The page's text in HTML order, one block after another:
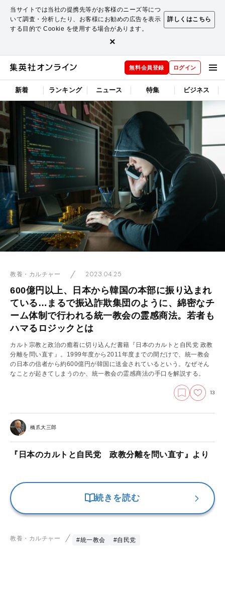
当サイトでは当社の提携先等がお客様のニーズ等につ
いて調査・分析したり、お客様にお勧めの広告を表示
する目的で Cookie を使用する場合があります。
詳しくはこちら
×
無料会員登録 ログイン
新着 ランキング ニュース 特集 ビジネス
教養・カルチャー 2023.04.25
600億円以上、日本から韓国の本部に振り込まれ
ている…まるで振込詐欺集団のように、綿密なチ
ーム体制で行われる統一教会の霊感商法。若者も
ハマるロジックとは
カルト宗教と政治の癒着に切り込んだ書籍『日本のカルトと自民党 政教
分離を問い直す』。1999年度から2011年度までの間だけで、統一教会
の日本の信者から約600億円が韓国に送金されているという。なぜそん
なことが起きてしまうのか、統一教会の霊感商法の手口を解説する。
13
橋爪大三郎
『日本のカルトと自民党 政教分離を問い直す』より
続きを読む
教養・カルチャー #統一教会 #自民党